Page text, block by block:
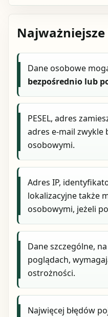
Dane osobowe
bezpośrednio lub
PESEL, adres
adres e-mail zwykle
osobowymi.
Adres IP,
lokalizacyjne także
osobowymi, jeżeli
Dane szczególne,
poglądach,
ostrożności.
Najwięcej błędów